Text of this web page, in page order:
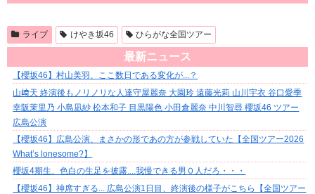
ライブ けやき坂46 ひらがな全国ツアー
最新ニュース
【櫻坂46】村山美羽、ここ数日である変化が...？
山﨑天 終演後もノリノリな人達守屋麗奈 大園玲 遠藤光莉 山川宇衣 谷口愛季
幸阪茉里乃 小島凪紗 松本和子 目黒陽色 小田倉麗奈 中川智尋 櫻坂46 ツアー
広島公演
【櫻坂46】広島公演、まさかの形であの方が参戦していた【全国ツアー2026
What’s lonesome?】
櫻坂4期生、色白の生足を披露....我慢できる男０人だろ・・・
【櫻坂46】神席すぎる... 広島公演1日目、終演後の様子がこちら【全国ツアー